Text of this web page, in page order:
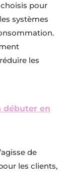
pour
systèmes
les
débuter en
de
les clients,